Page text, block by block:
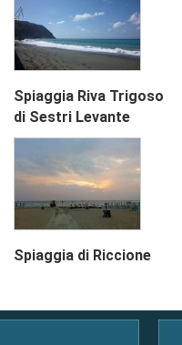
Spiaggia Riva Trigoso
di Sestri Levante
Spiaggia di Riccione